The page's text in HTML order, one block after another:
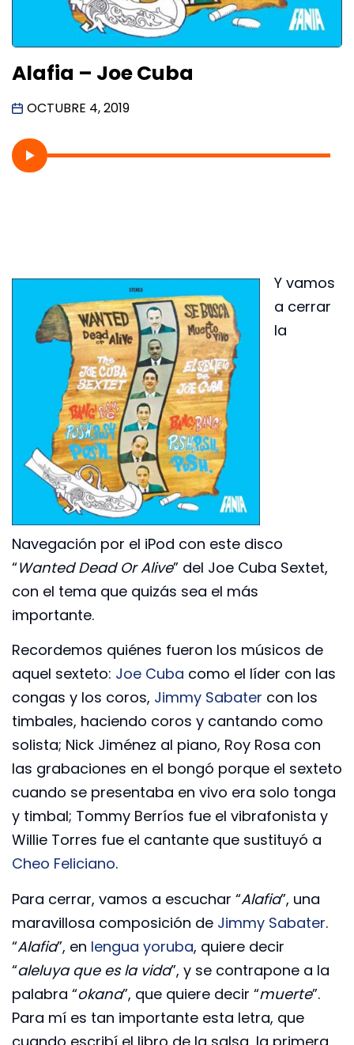
Alafia – Joe Cuba
OCTUBRE 4, 2019
Y vamos
a cerrar
la
Navegación por el iPod con este disco
“Wanted Dead Or Alive” del Joe Cuba Sextet,
con el tema que quizás sea el más
importante.
Recordemos quiénes fueron los músicos de
aquel sexteto: Joe Cuba como el líder con las
congas y los coros, Jimmy Sabater con los
timbales, haciendo coros y cantando como
solista; Nick Jiménez al piano, Roy Rosa con
las grabaciones en el bongó porque el sexteto
cuando se presentaba en vivo era solo tonga
y timbal; Tommy Berríos fue el vibrafonista y
Willie Torres fue el cantante que sustituyó a
Cheo Feliciano.
Para cerrar, vamos a escuchar “Alafia”, una
maravillosa composición de Jimmy Sabater.
“Alafia”, en lengua yoruba, quiere decir
“aleluya que es la vida”, y se contrapone a la
palabra “okana”, que quiere decir “muerte”.
Para mí es tan importante esta letra, que